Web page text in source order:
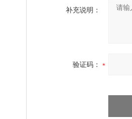
补充说明：
验证码：